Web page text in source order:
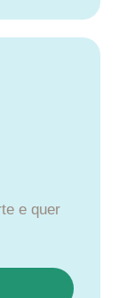
e quer